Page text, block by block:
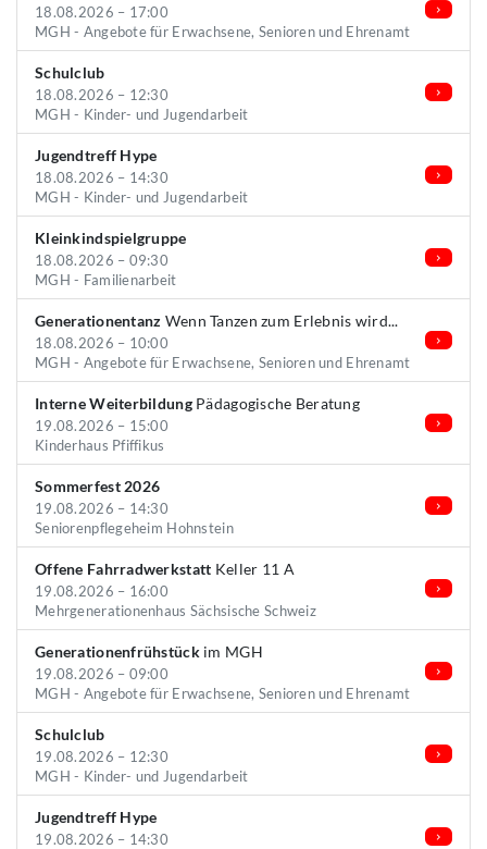
18.08.2026 – 17:00
MGH - Angebote für Erwachsene, Senioren und Ehrenamt
Schulclub
18.08.2026 – 12:30
MGH - Kinder- und Jugendarbeit
Jugendtreff Hype
18.08.2026 – 14:30
MGH - Kinder- und Jugendarbeit
Kleinkindspielgruppe
18.08.2026 – 09:30
MGH - Familienarbeit
Generationentanz Wenn Tanzen zum Erlebnis wird...
18.08.2026 – 10:00
MGH - Angebote für Erwachsene, Senioren und Ehrenamt
Interne WeiterbildungPädagogische Beratung
19.08.2026 – 15:00
Kinderhaus Pfiffikus
Sommerfest 2026
19.08.2026 – 14:30
Seniorenpflegeheim Hohnstein
Offene Fahrradwerkstatt Keller 11 A
19.08.2026 – 16:00
Mehrgenerationenhaus Sächsische Schweiz
Generationenfrühstückim MGH
19.08.2026 – 09:00
MGH - Angebote für Erwachsene, Senioren und Ehrenamt
Schulclub
19.08.2026 – 12:30
MGH - Kinder- und Jugendarbeit
Jugendtreff Hype
19.08.2026 – 14:30